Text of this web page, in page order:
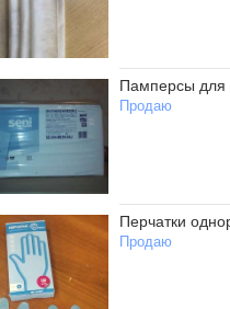
Памперсы для
Продаю
Перчатки
Продаю